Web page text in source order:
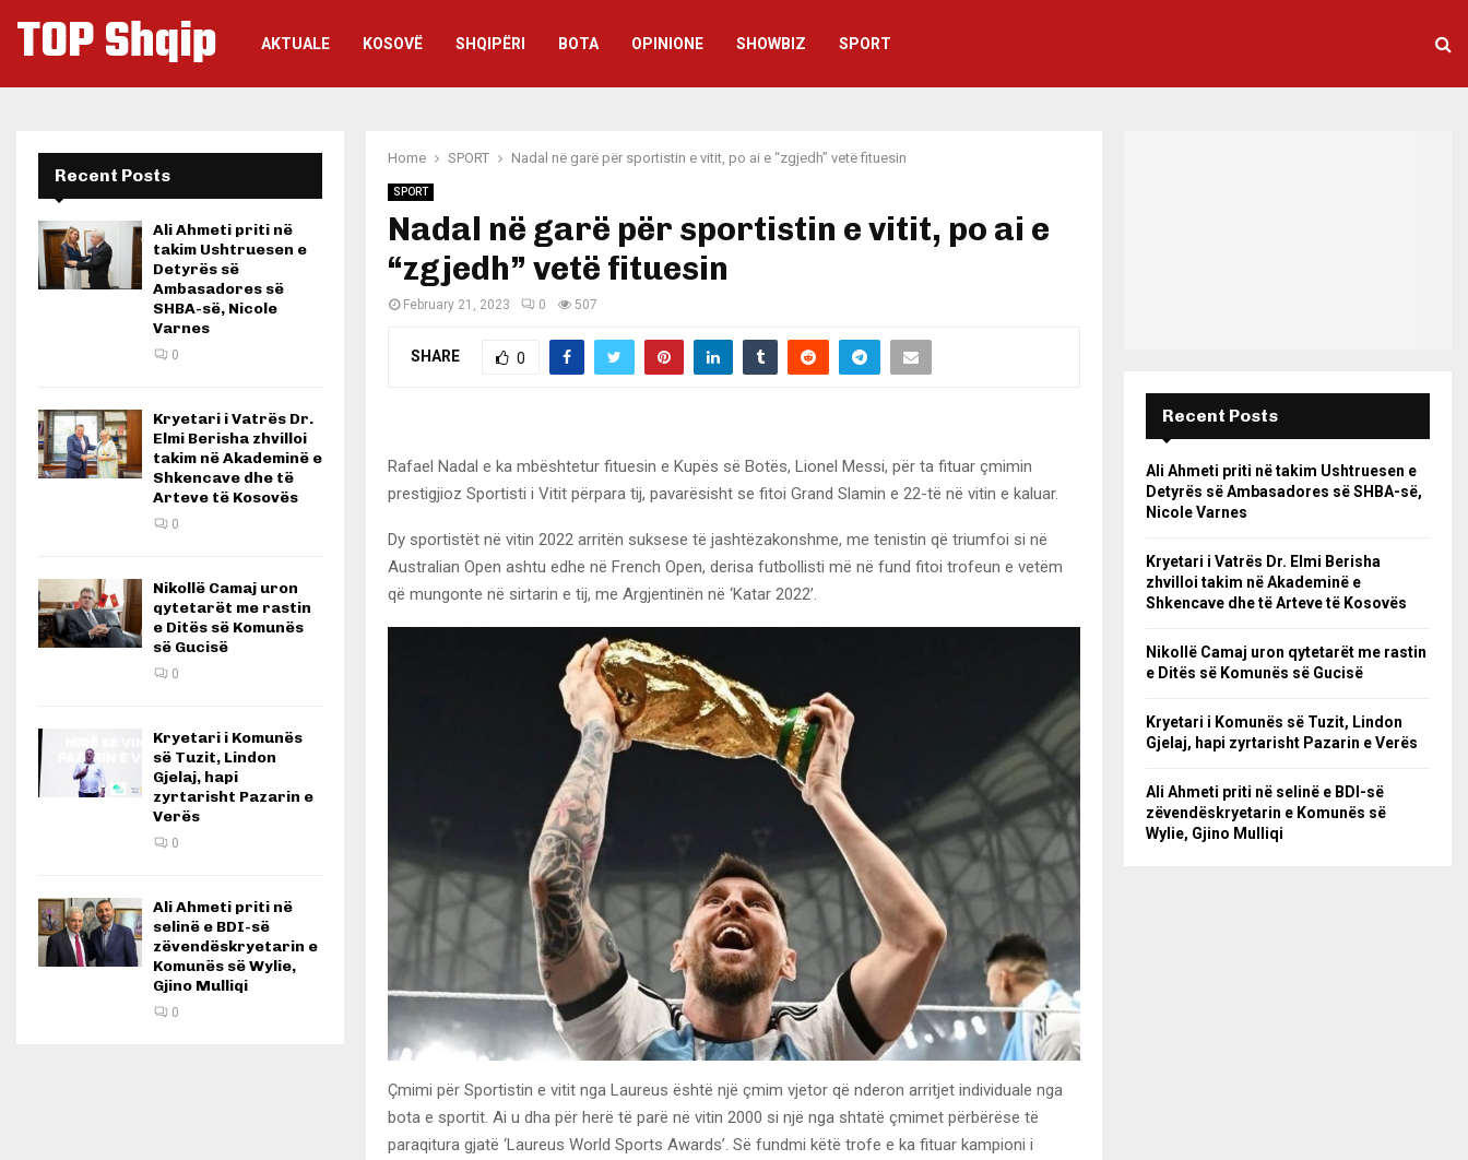
TOP Shqip AKTUALE KOSOVË SHQIPËRI BOTA OPINIONE SHOWBIZ SPORT
Home SPORT Nadal në garë për sportistin e vitit, po ai e “zgjedh” vetë fituesin
SPORT
Nadal në garë për sportistin e vitit, po ai e
“zgjedh” vetë fituesin
February 21, 2023 0 507
SHARE 0
Rafael Nadal e ka mbështetur fituesin e Kupës së Botës, Lionel Messi, për ta fituar çmimin
prestigjioz Sportisti i Vitit përpara tij, pavarësisht se fitoi Grand Slamin e 22-të në vitin e kaluar.
Dy sportistët në vitin 2022 arritën suksese të jashtëzakonshme, me tenistin që triumfoi si në
Australian Open ashtu edhe në French Open, derisa futbollisti më në fund fitoi trofeun e vetëm
që mungonte në sirtarin e tij, me Argjentinën në ‘Katar 2022’.
Çmimi për Sportistin e vitit nga Laureus është një çmim vjetor që nderon arritjet individuale nga
bota e sportit. Ai u dha për herë të parë në vitin 2000 si një nga shtatë çmimet përbërëse të
paraqitura gjatë ‘Laureus World Sports Awards’. Së fundmi këtë trofe e ka fituar kampioni i
Recent Posts
Ali Ahmeti priti në
takim Ushtruesen e
Detyrës së
Ambasadores së
SHBA-së, Nicole
Varnes
0
Kryetari i Vatrës Dr.
Elmi Berisha zhvilloi
takim në Akademinë e
Shkencave dhe të
Arteve të Kosovës
0
Nikollë Camaj uron
qytetarët me rastin
e Ditës së Komunës
së Gucisë
0
Kryetari i Komunës
së Tuzit, Lindon
Gjelaj, hapi
zyrtarisht Pazarin e
Verës
0
Ali Ahmeti priti në
selinë e BDI-së
zëvendëskryetarin e
Komunës së Wylie,
Gjino Mulliqi
0
Recent Posts
Ali Ahmeti priti në takim Ushtruesen e
Detyrës së Ambasadores së SHBA-së,
Nicole Varnes
Kryetari i Vatrës Dr. Elmi Berisha
zhvilloi takim në Akademinë e
Shkencave dhe të Arteve të Kosovës
Nikollë Camaj uron qytetarët me rastin
e Ditës së Komunës së Gucisë
Kryetari i Komunës së Tuzit, Lindon
Gjelaj, hapi zyrtarisht Pazarin e Verës
Ali Ahmeti priti në selinë e BDI-së
zëvendëskryetarin e Komunës së
Wylie, Gjino Mulliqi